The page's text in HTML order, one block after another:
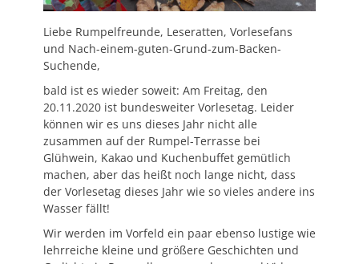
Liebe Rumpelfreunde, Leseratten, Vorlesefans
und Nach-einem-guten-Grund-zum-Backen-
Suchende,
bald ist es wieder soweit: Am Freitag, den
20.11.2020 ist bundesweiter Vorlesetag. Leider
können wir es uns dieses Jahr nicht alle
zusammen auf der Rumpel-Terrasse bei
Glühwein, Kakao und Kuchenbuffet gemütlich
machen, aber das heißt noch lange nicht, dass
der Vorlesetag dieses Jahr wie so vieles andere ins
Wasser fällt!
Wir werden im Vorfeld ein paar ebenso lustige wie
lehrreiche kleine und größere Geschichten und